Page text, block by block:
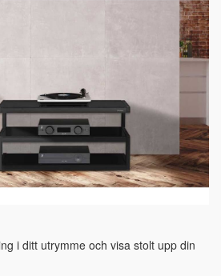
i ditt utrymme och visa stolt upp din